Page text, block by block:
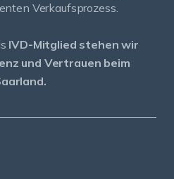
Verkaufsprozess.
IVD-Mitglied stehen wir
und Vertrauen beim